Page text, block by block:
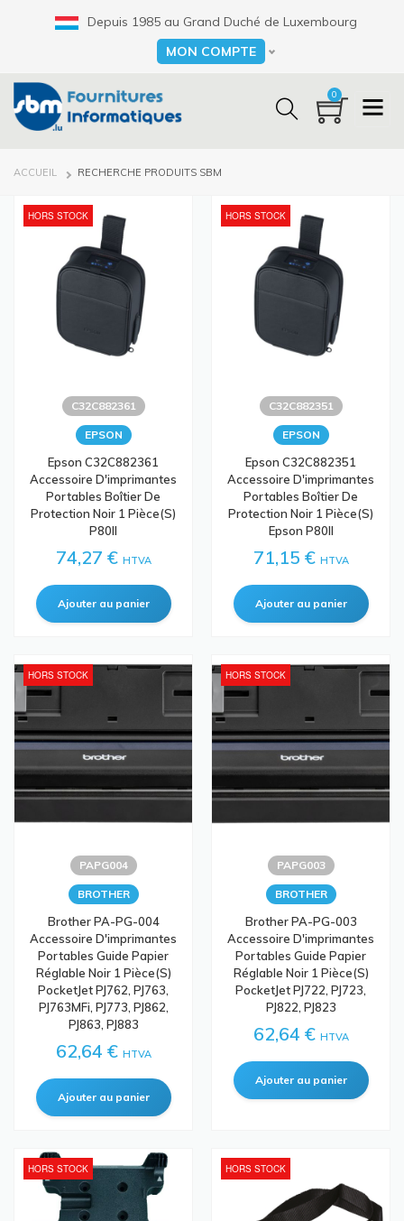
Depuis 1985 au Grand Duché de Luxembourg
Select your language
MON COMPTE
0
FIL
ACCUEIL RECHERCHE PRODUITS SBM
HORS STOCK
C32C882361
EPSON
Epson C32C882361
Accessoire D'imprimantes
Portables Boîtier De
Protection Noir 1 Pièce(s)
P80II
74,27 € HTVA
HORS STOCK
C32C882351
EPSON
Epson C32C882351
Accessoire D'imprimantes
Portables Boîtier De
Protection Noir 1 Pièce(s)
Epson P80II
71,15 € HTVA
HORS STOCK
PAPG004
BROTHER
Brother PA-PG-004
Accessoire D'imprimantes
Portables Guide Papier
Réglable Noir 1 Pièce(s)
PocketJet PJ762, PJ763,
PJ763MFi, PJ773, PJ862,
PJ863, PJ883
62,64 € HTVA
HORS STOCK
PAPG003
BROTHER
Brother PA-PG-003
Accessoire D'imprimantes
Portables Guide Papier
Réglable Noir 1 Pièce(s)
PocketJet PJ722, PJ723,
PJ822, PJ823
62,64 € HTVA
HORS STOCK HORS STOCK